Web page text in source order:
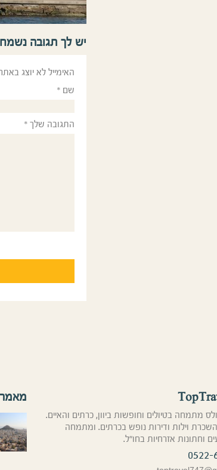
יש לך תגובה
האימייל לא יוצג
שם *
התגובה שלך *
מתמחה בטיולים וחופשות ביוון, כרתים והאיים.
השכרת וילות ודירות נופש בכרתים. ומתמחה
וחתונות אזרחיות בחו”ל.
0522-